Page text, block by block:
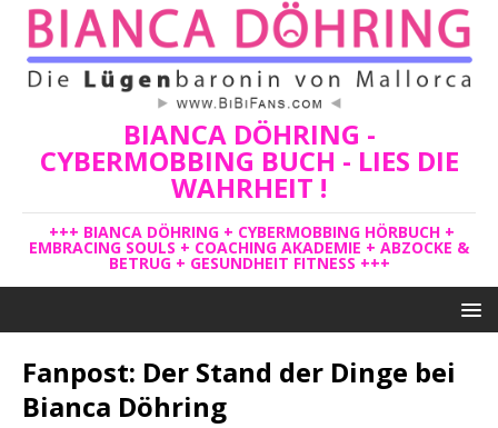
BIANCA DÖHRING -
CYBERMOBBING BUCH - LIES DIE
WAHRHEIT !
+++ BIANCA DÖHRING + CYBERMOBBING HÖRBUCH +
EMBRACING SOULS + COACHING AKADEMIE + ABZOCKE &
BETRUG + GESUNDHEIT FITNESS +++
Fanpost: Der Stand der Dinge bei
Bianca Döhring